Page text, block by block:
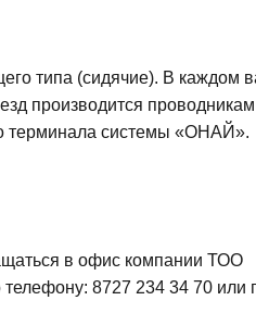
типа (сидячие). В каждом
производится проводникам
терминала системы
в офис компании ТОО
8727 234 34 70 или